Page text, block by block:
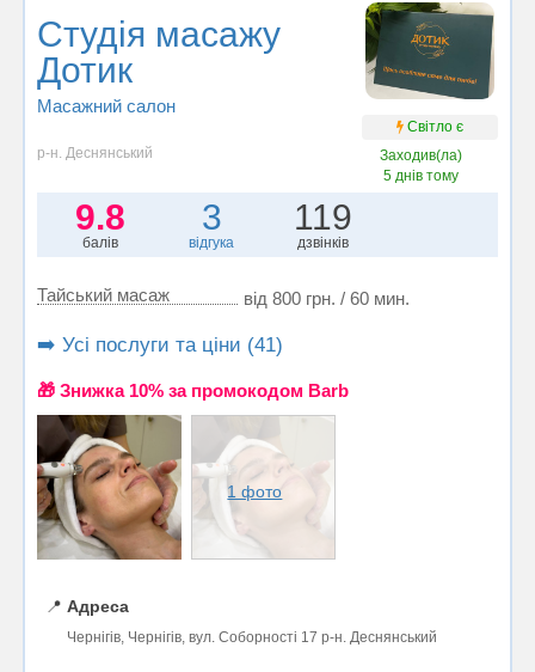
Студія масажу
Дотик
Масажний салон
Світло є
р-н. Деснянський
Заходив(ла)
5 днів тому
9.8
балів
3
відгука
119
дзвінків
Тайський масаж від 800 грн. / 60 мин.
➡️ Усі послуги та ціни (41)
🎁 Знижка 10% за промокодом Barb
1 фото
📍 Адреса
Чернігів, Чернігів, вул. Соборності 17 р-н. Деснянський